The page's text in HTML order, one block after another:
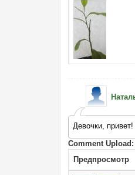
Девочки,
Comment Upload:
Предпросмотр